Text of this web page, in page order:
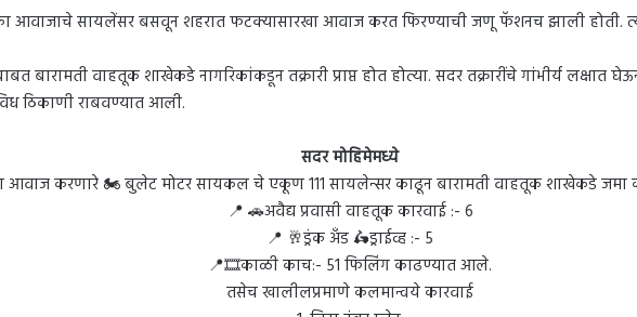
सायलेंसर बसवून शहरात फटक्यासारखा आवाज करत फिरण्याची जणू फॅशनच झाली होती.
बारामती वाहतूक शाखेकडे नागरिकांकडून तक्रारी प्राप्त होत होत्या. सदर तक्रारींचे गांभीर्य
ठिकाणी राबवण्यात आली.
सदर मोहिमेमध्ये
आवाज करणारे 🏍️ बुलेट मोटर सायकल चे एकूण 111 सायलेन्सर काढून बारामती वाहतूक शाखेकडे
📍 🚗अवैद्य प्रवासी वाहतूक कारवाई :- 6
📍 🥂ड्रंक अँड 🛵ड्राईव्ह :- 5
📍🎞️काळी काच:- 51 फिलिंग काढण्यात आले.
तसेच खालीलप्रमाणे कलमान्वये कारवाई